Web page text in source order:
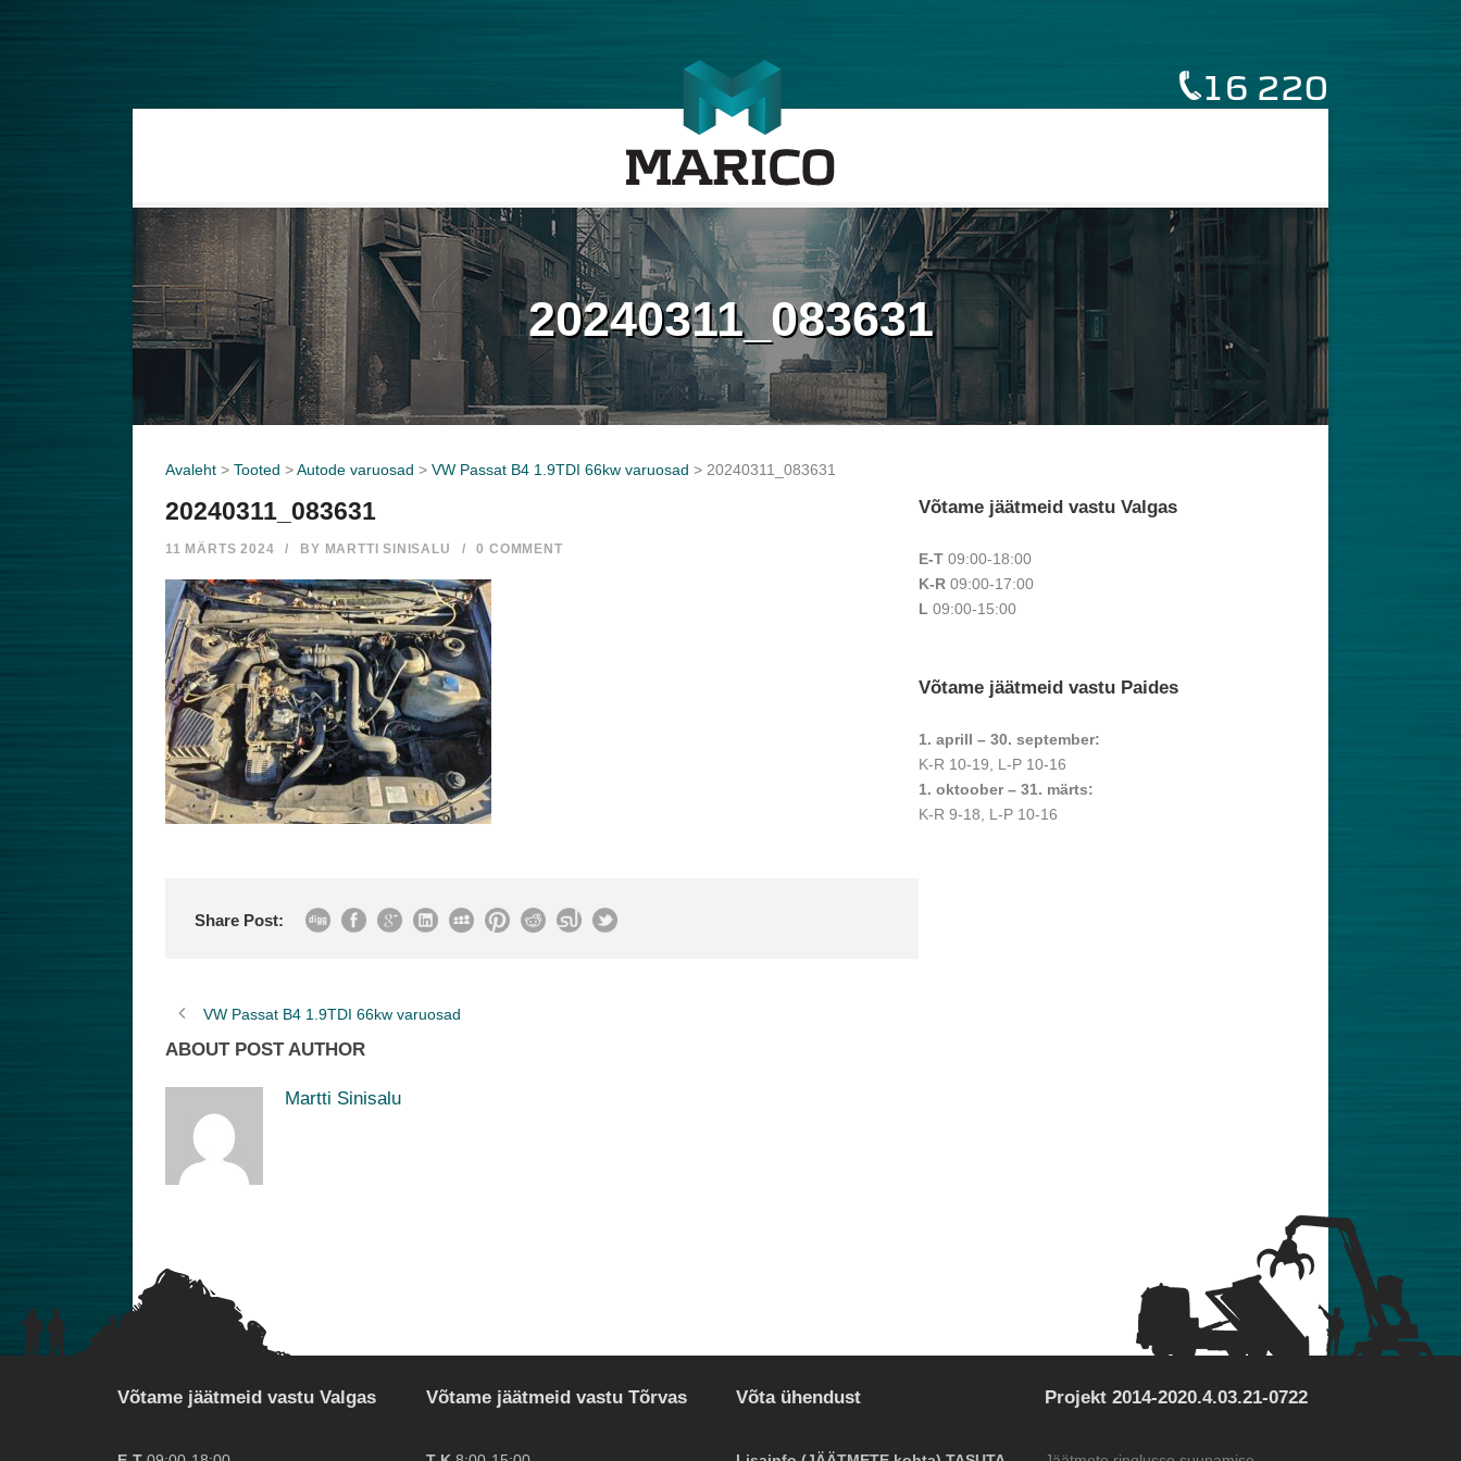
16 220
20240311_083631
Avaleht > Tooted >Autode varuosad > VW Passat B4 1.9TDI 66kw varuosad > 20240311_083631
20240311_083631
11 MÄRTS 2024 / BY MARTTI SINISALU / 0 COMMENT
Share Post:
VW Passat B4 1.9TDI 66kw varuosad
ABOUT POST AUTHOR
Martti Sinisalu
Võtame jäätmeid vastu Valgas
E-T 09:00-18:00
K-R 09:00-17:00
L 09:00-15:00
Võtame jäätmeid vastu Paides
1. aprill – 30. september:
K-R 10-19, L-P 10-16
1. oktoober – 31. märts:
K-R 9-18, L-P 10-16
Võtame jäätmeid vastu Valgas Võtame jäätmeid vastu Tõrvas Võta ühendust Projekt 2014-2020.4.03.21-0722